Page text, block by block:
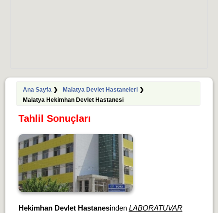
Ana Sayfa❯ Malatya Devlet Hastaneleri❯
Malatya Hekimhan Devlet Hastanesi
Tahlil Sonuçları
Hekimhan Devlet Hastanesinden LABORATUVAR